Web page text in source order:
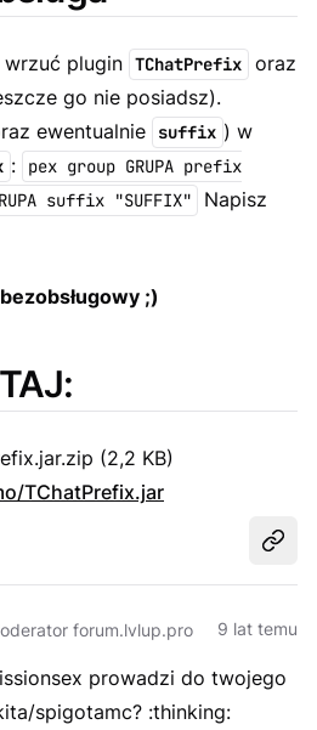
wrzuć plugin TChatPrefix oraz
go nie posiadsz).
ewentualnie suffix ) w
:
pex group GRUPA prefix
suffix "SUFFIX"
Napisz
;)
(2,2 KB)
TChatPrefix.jar
forum.lvlup.pro 9 lat temu
prowadzi do twojego
spigotamc? :thinking: